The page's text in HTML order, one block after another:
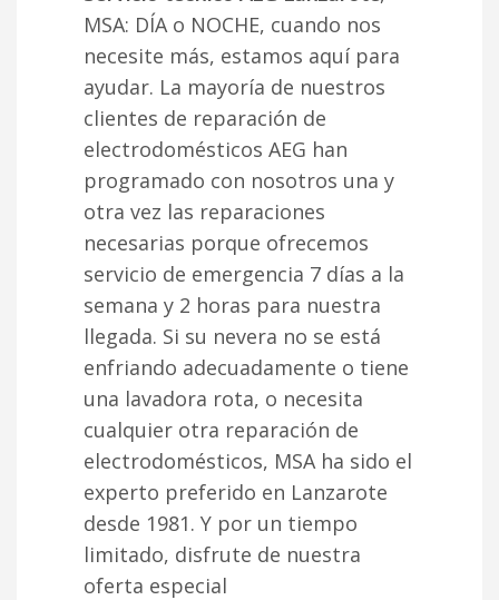
MSA: DÍA o NOCHE, cuando nos
necesite más, estamos aquí para
ayudar. La mayoría de nuestros
clientes de reparación de
electrodomésticos AEG han
programado con nosotros una y
otra vez las reparaciones
necesarias porque ofrecemos
servicio de emergencia 7 días a la
semana y 2 horas para nuestra
llegada. Si su nevera no se está
enfriando adecuadamente o tiene
una lavadora rota, o necesita
cualquier otra reparación de
electrodomésticos, MSA ha sido el
experto preferido en Lanzarote
desde 1981. Y por un tiempo
limitado, disfrute de nuestra
oferta especial